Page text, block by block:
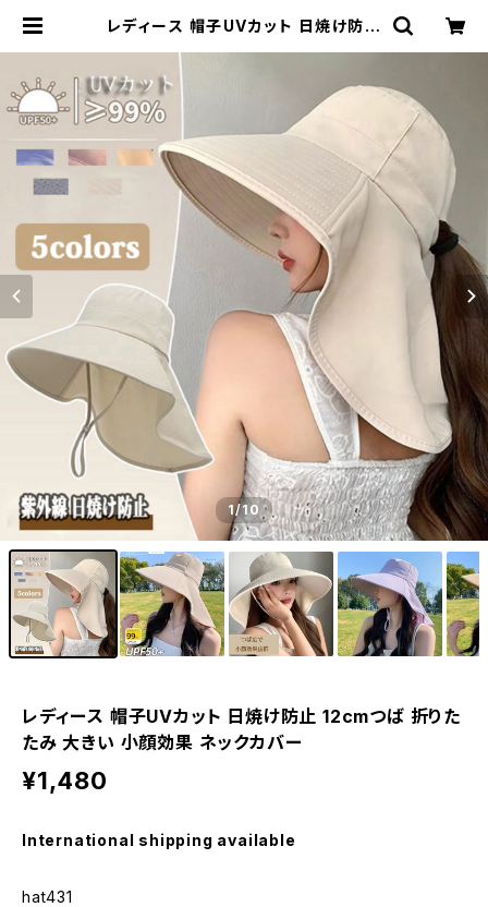
レディース 帽子UVカット 日焼け防止
果 ネックカバー | Kinshuu
1/10
レディース 帽子UVカット 日焼け防止 12cmつば 折りた
たみ 大きい 小顔効果 ネックカバー
¥1,480
International shipping available
hat431